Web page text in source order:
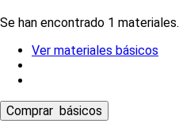
Se han encontrado 1 materiales.
Ver materiales básicos